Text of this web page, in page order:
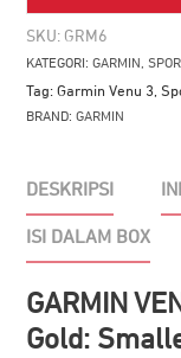
SKU: GRM6
KATEGORI: GARMIN,
Tag: Garmin Venu 3
BRAND: GARMIN
DESKRIPSI
ISI DALAM BOX
GARMIN
Gold: